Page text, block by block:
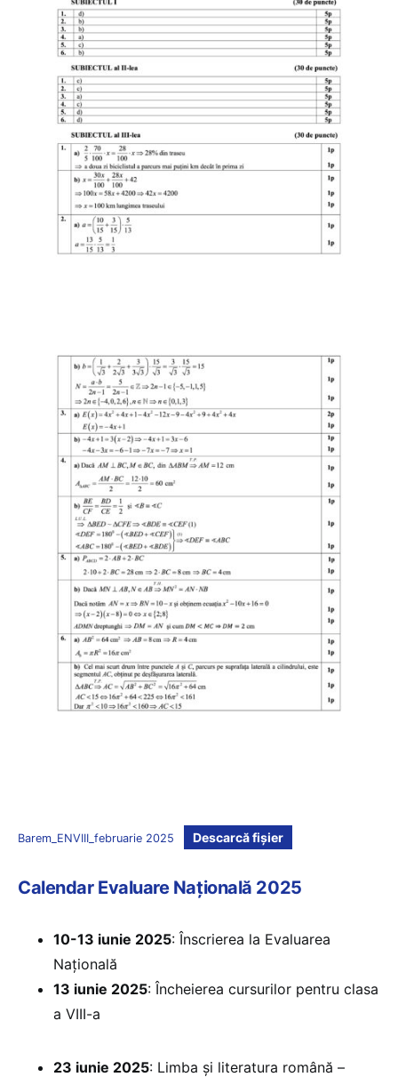
Barem_ENVIII_februarie 2025 Descarcă fișier
Calendar Evaluare Națională 2025
10-13 iunie 2025: Înscrierea la Evaluarea
Națională
13 iunie 2025: Încheierea cursurilor pentru clasa
a VIII-a
23 iunie 2025: Limba și literatura română –